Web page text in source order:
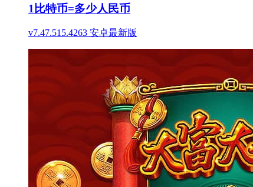
1比特币=多少人民币
v7.47.515.4263 安卓最新版